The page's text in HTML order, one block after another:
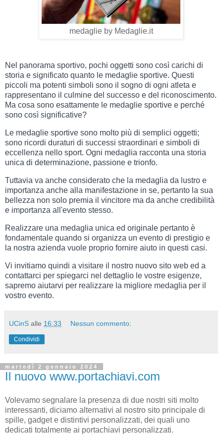
medaglie by Medaglie.it
Nel panorama sportivo, pochi oggetti sono così carichi di
storia e significato quanto le medaglie sportive. Questi
piccoli ma potenti simboli sono il sogno di ogni atleta e
rappresentano il culmine del successo e del riconoscimento.
Ma cosa sono esattamente le medaglie sportive e perché
sono così significative?
Le medaglie sportive sono molto più di semplici oggetti;
sono ricordi duraturi di successi straordinari e simboli di
eccellenza nello sport. Ogni medaglia racconta una storia
unica di determinazione, passione e trionfo.
Tuttavia va anche considerato che la medaglia da lustro e
importanza anche alla manifestazione in se, pertanto la sua
bellezza non solo premia il vincitore ma da anche credibilità
e importanza all'evento stesso.
Realizzare una medaglia unica ed originale pertanto è
fondamentale quando si organizza un evento di prestigio e
la nostra azienda vuole proprio fornire aiuto in questi casi.
Vi invitiamo quindi a visitare il nostro nuovo sito web ed a
contattarci per spiegarci nel dettaglio le vostre esigenze,
sapremo aiutarvi per realizzare la migliore medaglia per il
vostro evento.
UCinS alle 16:33 Nessun commento:
Condividi
martedì 2 gennaio 2024
Il nuovo www.portachiavi.com
Volevamo segnalare la presenza di due nostri siti molto
interessanti, diciamo alternativi al nostro sito principale di
spille, gadget e distintivi personalizzati, dei quali uno
dedicati totalmente ai portachiavi personalizzati.